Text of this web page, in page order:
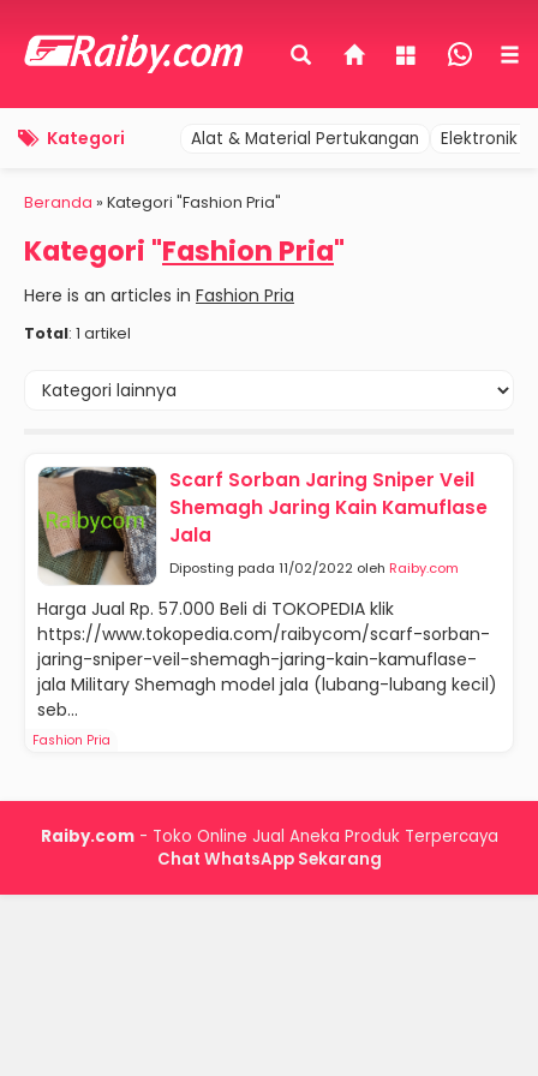
Kategori Alat & Material Pertukangan Elektronik
Beranda » Kategori "Fashion Pria"
Kategori "Fashion Pria"
Here is an articles in Fashion Pria
Total: 1 artikel
Scarf Sorban Jaring Sniper Veil
Shemagh Jaring Kain Kamuflase
Jala
Diposting pada 11/02/2022 oleh Raiby.com
Harga Jual Rp. 57.000 Beli di TOKOPEDIA klik
https://www.tokopedia.com/raibycom/scarf-sorban-
jaring-sniper-veil-shemagh-jaring-kain-kamuflase-
jala Military Shemagh model jala (lubang-lubang kecil)
seb...
Fashion Pria
Raiby.com- Toko Online Jual Aneka Produk Terpercaya
Chat WhatsApp Sekarang